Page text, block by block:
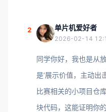
2 单片机爱好者
2026-02-14
同学你好，我也是从
是‘展示价值，主动出
比赛相关的小项目仓
块代码，这能证明你